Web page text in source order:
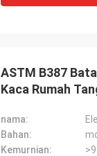
ASTM B387
Kaca Rumah
nama:
Bahan:
Kemurnian: